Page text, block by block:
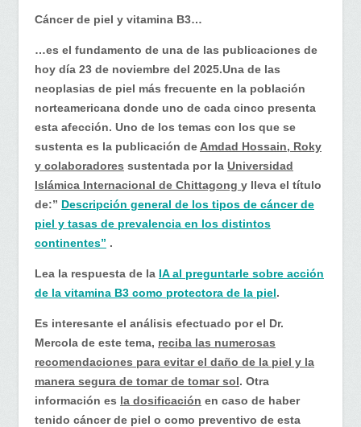
de
piel
y
vitamina
B3…
Cáncer de piel y vitamina B3…
…es el fundamento de una de las publicaciones de
hoy día 23 de noviembre del 2025.Una de las
neoplasias de piel más frecuente en la población
norteamericana donde uno de cada cinco presenta
esta afección. Uno de los temas con los que se
sustenta es la publicación de Amdad Hossain, Roky
y colaboradores sustentada por la Universidad
Islámica Internacional de Chittagong y lleva el título
de:” Descripción general de los tipos de cáncer de
piel y tasas de prevalencia en los distintos
continentes” .
Lea la respuesta de la IA al preguntarle sobre acción
de la vitamina B3 como protectora de la piel.
Es interesante el análisis efectuado por el Dr.
Mercola de este tema, reciba las numerosas
recomendaciones para evitar el daño de la piel y la
manera segura de tomar de tomar sol. Otra
información es la dosificación en caso de haber
tenido cáncer de piel o como preventivo de esta